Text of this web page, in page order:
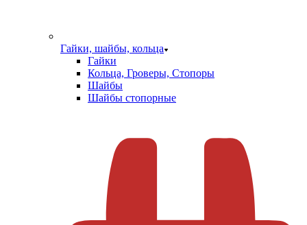
Гайки, шайбы, кольца
Гайки
Кольца, Гроверы, Стопоры
Шайбы
Шайбы стопорные